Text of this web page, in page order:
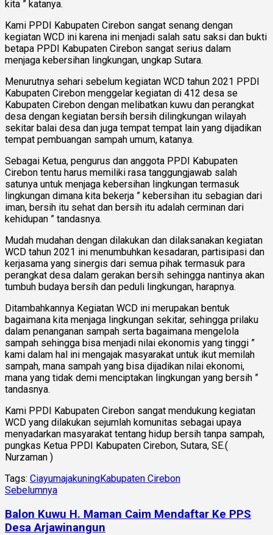
kita ” katanya.
Kami PPDI Kabupaten Cirebon sangat senang dengan
kegiatan WCD ini karena ini menjadi salah satu saksi dan bukti
betapa PPDI Kabupaten Cirebon sangat serius dalam
menjaga kebersihan lingkungan, ungkap Sutara.
Menurutnya sehari sebelum kegiatan WCD tahun 2021 PPDI
Kabupaten Cirebon menggelar kegiatan di 412 desa se
Kabupaten Cirebon dengan melibatkan kuwu dan perangkat
desa dengan kegiatan bersih bersih dilingkungan wilayah
sekitar balai desa dan juga tempat tempat lain yang dijadikan
tempat pembuangan sampah umum, katanya.
Sebagai Ketua, pengurus dan anggota PPDI Kabupaten
Cirebon tentu harus memiliki rasa tanggungjawab salah
satunya untuk menjaga kebersihan lingkungan termasuk
lingkungan dimana kita bekerja ” kebersihan itu sebagian dari
iman, bersih itu sehat dan bersih itu adalah cerminan dari
kehidupan ” tandasnya.
Mudah mudahan dengan dilakukan dan dilaksanakan kegiatan
WCD tahun 2021 ini menumbuhkan kesadaran, partisipasi dan
kerjasama yang sinergis dari semua pihak termasuk para
perangkat desa dalam gerakan bersih sehingga nantinya akan
tumbuh budaya bersih dan peduli lingkungan, harapnya.
Ditambahkannya Kegiatan WCD ini merupakan bentuk
bagaimana kita menjaga lingkungan sekitar, sehingga prilaku
dalam penanganan sampah serta bagaimana mengelola
sampah sehingga bisa menjadi nilai ekonomis yang tinggi ”
kami dalam hal ini mengajak masyarakat untuk ikut memilah
sampah, mana sampah yang bisa dijadikan nilai ekonomi,
mana yang tidak demi menciptakan lingkungan yang bersih ”
tandasnya.
Kami PPDI Kabupaten Cirebon sangat mendukung kegiatan
WCD yang dilakukan sejumlah komunitas sebagai upaya
menyadarkan masyarakat tentang hidup bersih tanpa sampah,
pungkas Ketua PPDI Kabupaten Cirebon, Sutara, SE.(
Nurzaman )
Tags: CiayumajakuningKabupaten Cirebon
Sebelumnya
Balon Kuwu H. Maman Caim Mendaftar Ke PPS
Desa Arjawinangun